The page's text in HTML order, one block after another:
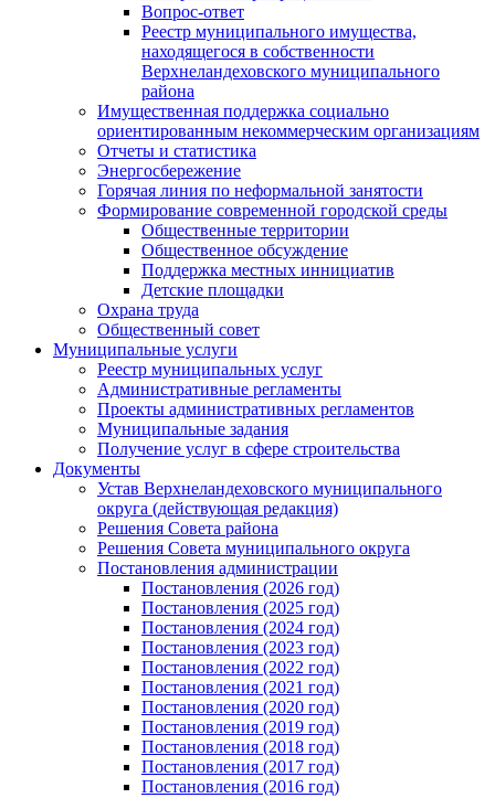
Вопрос-ответ
Реестр муниципального имущества,
находящегося в собственности
Верхнеландеховского муниципального
района
Имущественная поддержка социально
ориентированным некоммерческим организациям
Отчеты и статистика
Энергосбережение
Горячая линия по неформальной занятости
Формирование современной городской среды
Общественные территории
Общественное обсуждение
Поддержка местных иннициатив
Детские площадки
Охрана труда
Общественный совет
Муниципальные услуги
Реестр муниципальных услуг
Административные регламенты
Проекты административных регламентов
Муниципальные задания
Получение услуг в сфере строительства
Документы
Устав Верхнеландеховского муниципального
округа (действующая редакция)
Решения Совета района
Решения Совета муниципального округа
Постановления администрации
Постановления (2026 год)
Постановления (2025 год)
Постановления (2024 год)
Постановления (2023 год)
Постановления (2022 год)
Постановления (2021 год)
Постановления (2020 год)
Постановления (2019 год)
Постановления (2018 год)
Постановления (2017 год)
Постановления (2016 год)